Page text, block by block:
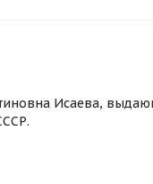
Исаева,